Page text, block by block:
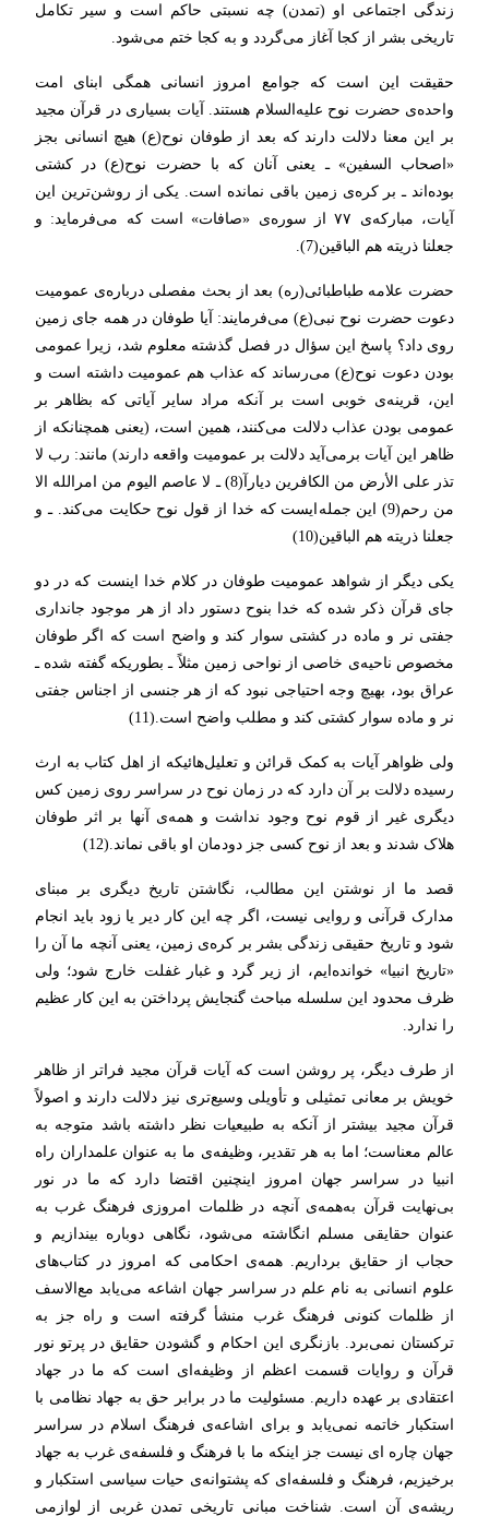
زندگی اجتماعی او (تمدن) چه نسبتی حاکم است و سیر تکامل
تاریخی بشر از کجا آغاز می‌گردد و به کجا ختم می‌شود.
حقیقت این است که جوامع امروز انسانی همگی ابنای امت
واحده‌ی حضرت نوح علیه‌السلام هستند. آیات بسیاری در قرآن مجید
بر این معنا دلالت دارند که بعد از طوفان نوح(ع) هیچ انسانی بجز
«اصحاب السفین» ـ یعنی آنان که با حضرت نوح(ع) در کشتی
بوده‌اند ـ بر کره‌ی زمین باقی نمانده است. یکی از روشن‌ترین این
آیات، مبارکه‌ی ٧٧ از سوره‌ی «صافات» است که می‌فرماید: و
جعلنا ذریته هم الباقین(7).
حضرت علامه طباطبائی(ره) بعد از بحث مفصلی درباره‌ی عمومیت
دعوت حضرت نوح نبی(ع) می‌فرمایند: آیا طوفان در همه جای زمین
روی داد؟ پاسخ این سؤال در‌ فصل گذشته معلوم شد، زیرا عمومی
بودن دعوت نوح(ع) می‌رساند که عذاب هم عمومیت داشته است و
این، قرینه‌ی خوبی است بر آنکه مراد سایر آیاتی که بظاهر بر
عمومی بودن عذاب دلالت می‌کنند، همین است، (یعنی همچنانکه از
ظاهر این آیات برمی‌آید دلالت بر عمومیت واقعه دارند) مانند: رب لا
تذر علی الأرض من الکافرین دیارآ(8) ـ لا عاصم الیوم من امرالله الا
من رحم(9) این جمله‌ایست که خدا از قول نوح حکایت می‌کند. ـ و
جعلنا ذریته هم الباقین(10)
یکی دیگر از شواهد عمومیت طوفان در کلام خدا اینست که در دو
جای قرآن ذکر شده که خدا بنوح دستور داد از هر موجود جانداری
جفتی نر و ماده در کشتی سوار کند و واضح است که اگر طوفان
مخصوص ناحیه‌ی خاصی از نواحی زمین مثلاً ـ بطوریکه گفته شده ـ
عراق بود، بهیچ وجه احتیاجی نبود که از هر جنسی از اجناس جفتی
نر و ماده سوار کشتی کند و مطلب واضح است.(11)
ولی ظواهر آیات به کمک قرائن و تعلیل‌هائیکه از اهل کتاب به ارث
رسیده دلالت بر آن دارد که در زمان نوح در سراسر روی زمین کس
دیگری غیر از قوم نوح وجود نداشت و همه‌ی آنها بر اثر طوفان
هلاک شدند و بعد از نوح کسی جز دودمان او باقی نماند.(12)
قصد ما از نوشتن این مطالب، نگاشتن تاریخ دیگری بر مبنای
مدارک قرآنی و روایی نیست، اگر چه این کار دیر یا زود باید انجام
شود و تاریخ حقیقی زندگی‌ بشر بر کره‌ی زمین، یعنی آنچه ما آن را
«تاریخ انبیا» خوانده‌ایم، از زیر گرد و غبار غفلت خارج شود؛ ولی
ظرف محدود این سلسله مباحث گنجایش پرداختن به این کار عظیم
را ندارد.
از طرف دیگر، پر روشن است که آیات قرآن مجید فراتر از ظاهر
خویش بر معانی تمثیلی و تأویلی وسیع‌تری نیز دلالت دارند و اصولاً
قرآن مجید بیشتر از آنکه به طبیعیات نظر داشته باشد متوجه به
عالم معناست؛ اما به هر تقدیر، وظیفه‌ی ما به عنوان علمداران راه
انبیا در سراسر جهان امروز اینچنین اقتضا دارد که ما در نور
بی‌نهایت قرآن به‌همه‌ی آنچه در ظلمات امروزی فرهنگ غرب به
عنوان حقایقی مسلم انگاشته می‌شود، نگاهی دوباره بیندازیم و
حجاب از حقایق برداریم. همه‌ی احکامی که امروز در کتاب‌های
علوم انسانی به نام علم در سراسر جهان اشاعه می‌یابد مع‌الاسف
از ظلمات کنونی فرهنگ غرب منشأ گرفته است و راه جز به
ترکستان نمی‌برد. بازنگری این احکام و گشودن حقایق در پرتو نور
قرآن و روایات قسمت اعظم از وظیفه‌ای است که ما در جهاد
اعتقادی بر عهده داریم. مسئولیت ما در برابر حق به جهاد نظامی با
استکبار خاتمه نمی‌یابد و برای اشاعه‌ی فرهنگ اسلام در سراسر
جهان چاره ای نیست جز اینکه ما با فرهنگ و فلسفه‌ی غرب به جهاد
برخیزیم، فرهنگ و فلسفه‌ای که پشتوانه‌ی حیات سیاسی استکبار و
ریشه‌ی آن است. شناخت مبانی تاریخی تمدن غربی از لوازمی